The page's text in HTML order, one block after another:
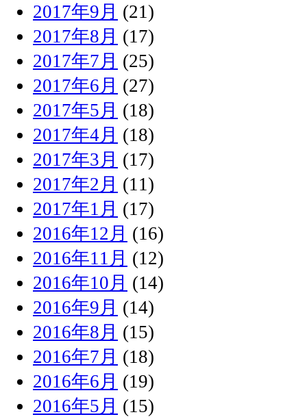
2017年9月 (21)
2017年8月 (17)
2017年7月 (25)
2017年6月 (27)
2017年5月 (18)
2017年4月 (18)
2017年3月 (17)
2017年2月 (11)
2017年1月 (17)
2016年12月 (16)
2016年11月 (12)
2016年10月 (14)
2016年9月 (14)
2016年8月 (15)
2016年7月 (18)
2016年6月 (19)
2016年5月 (15)